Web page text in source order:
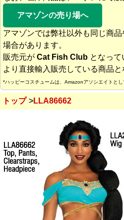
アマゾンの売り場へ
アマゾンでは弊社以外も同じ商
場合があります。
販売元が Cat Fish Club となっ
より直接輸入販売している商品と
*ハッピーコスチュームは、Amazonアソシエイトとし
トップ LLA86662